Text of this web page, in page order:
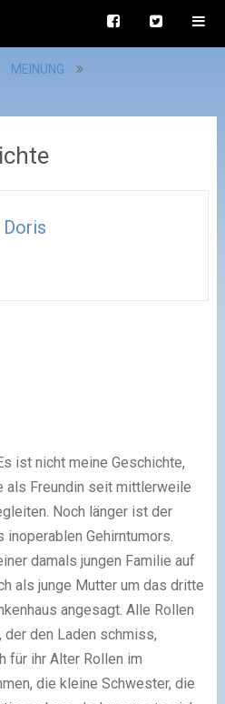
MEINUNG
Doris
ist nicht meine Geschichte,
als Freundin seit mittlerweile
Noch länger ist der
inoperablen Gehirntumors.
damals jungen Familie auf
als junge Mutter um das dritte
angesagt. Alle Rollen
der den Laden schmiss,
für ihr Alter Rollen im
die kleine Schwester, die